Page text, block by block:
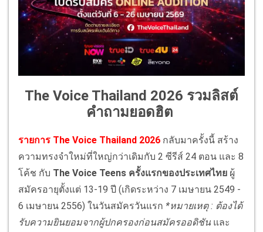
The Voice Thailand 2026 รวมลิสต์
คำถามยอดฮิต
รายการ The Voice Thailand 2026 กลับมาครั้งนี้ สร้าง
ความทรงจำใหม่ที่ใหญ่กว่าเดิมกับ 2 ซีรีส์ 24 ตอน และ 8
โค้ช กับ The Voice Teens ครั้งแรกของประเทศไทย ผู้
สมัครอายุตั้งแต่ 13-19 ปี (เกิดระหว่าง 7 เมษายน 2549 -
6 เมษายน 2556) ในวันสมัครวันแรก *หมายเหตุ : ต้องได้
รับความยินยอมจากผู้ปกครองก่อนสมัครออดิชัน และ